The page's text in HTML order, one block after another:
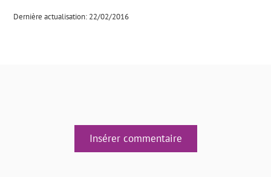
Dernière actualisation: 22/02/2016
Insérer commentaire